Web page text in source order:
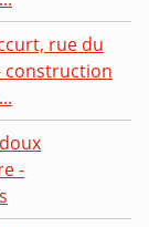
rue du
construction
-